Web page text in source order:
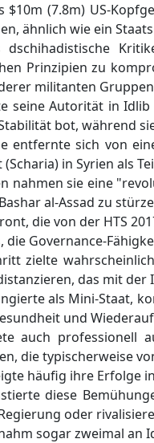
$10m (7.8m) US-
ähnlich wie ein
dschihadistische
Prinzipien zu
militanten
seine Autorität in
bot, während
entfernte sich von
in Syrien als
nahmen sie eine
al-Assad zu
die von der HTS
die Governance-
zielte
das mit der
als Mini-Staat,
und
auch professionell
die typischerweise
häufig ihre Erfolge
diese
oder
sogar zweimal an